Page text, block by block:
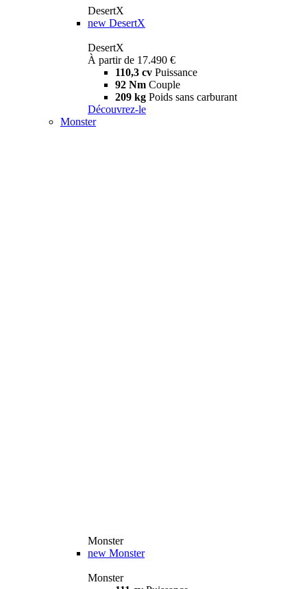
DesertX
new DesertX
DesertX
À partir de 17.490 €
110,3 cv Puissance
92 Nm Couple
209 kg Poids sans carburant
Découvrez-le
Monster
Monster
new Monster
Monster